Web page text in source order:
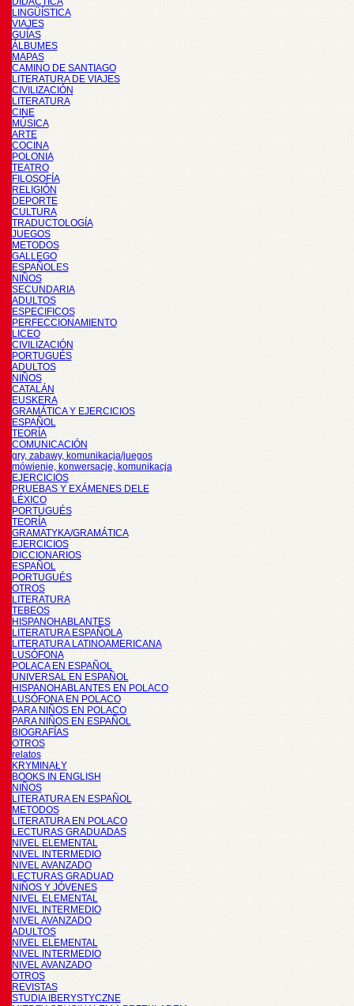
LINGÜÍSTICA
VIAJES
GUÍAS
ÁLBUMES
MAPAS
CAMINO DE SANTIAGO
LITERATURA DE VIAJES
CIVILIZACIÓN
LITERATURA
CINE
MÚSICA
ARTE
COCINA
POLONIA
TEATRO
FILOSOFÍA
RELIGIÓN
DEPORTE
CULTURA
TRADUCTOLOGÍA
JUEGOS
METODOS
GALLEGO
ESPAÑOLES
NIÑOS
SECUNDARIA
ADULTOS
ESPECIFICOS
PERFECCIONAMIENTO
LICEO
CIVILIZACIÓN
PORTUGUÉS
ADULTOS
NIÑOS
CATALÁN
EUSKERA
GRAMÁTICA Y EJERCICIOS
ESPAÑOL
TEORÍA
COMUNICACIÓN
gry, zabawy, komunikacja/juegos
mówienie, konwersacje, komunikacja
EJERCICIOS
PRUEBAS Y EXÁMENES DELE
LÉXICO
PORTUGUÉS
TEORÍA
GRAMATYKA/GRAMÁTICA
EJERCICIOS
DICCIONARIOS
ESPAÑOL
PORTUGUÉS
OTROS
LITERATURA
TEBEOS
HISPANOHABLANTES
LITERATURA ESPAÑOLA
LITERATURA LATINOAMERICANA
LUSÓFONA
POLACA EN ESPAÑOL
UNIVERSAL EN ESPAÑOL
HISPANOHABLANTES EN POLACO
LUSÓFONA EN POLACO
PARA NIÑOS EN POLACO
PARA NIÑOS EN ESPAÑOL
BIOGRAFÍAS
OTROS
relatos
KRYMINAŁY
BOOKS IN ENGLISH
NIÑOS
LITERATURA EN ESPAÑOL
METODOS
LITERATURA EN POLACO
LECTURAS GRADUADAS
NIVEL ELEMENTAL
NIVEL INTERMEDIO
NIVEL AVANZADO
LECTURAS GRADUAD
NIÑOS Y JÓVENES
NIVEL ELEMENTAL
NIVEL INTERMEDIO
NIVEL AVANZADO
ADULTOS
NIVEL ELEMENTAL
NIVEL INTERMEDIO
NIVEL AVANZADO
OTROS
REVISTAS
STUDIA IBERYSTYCZNE